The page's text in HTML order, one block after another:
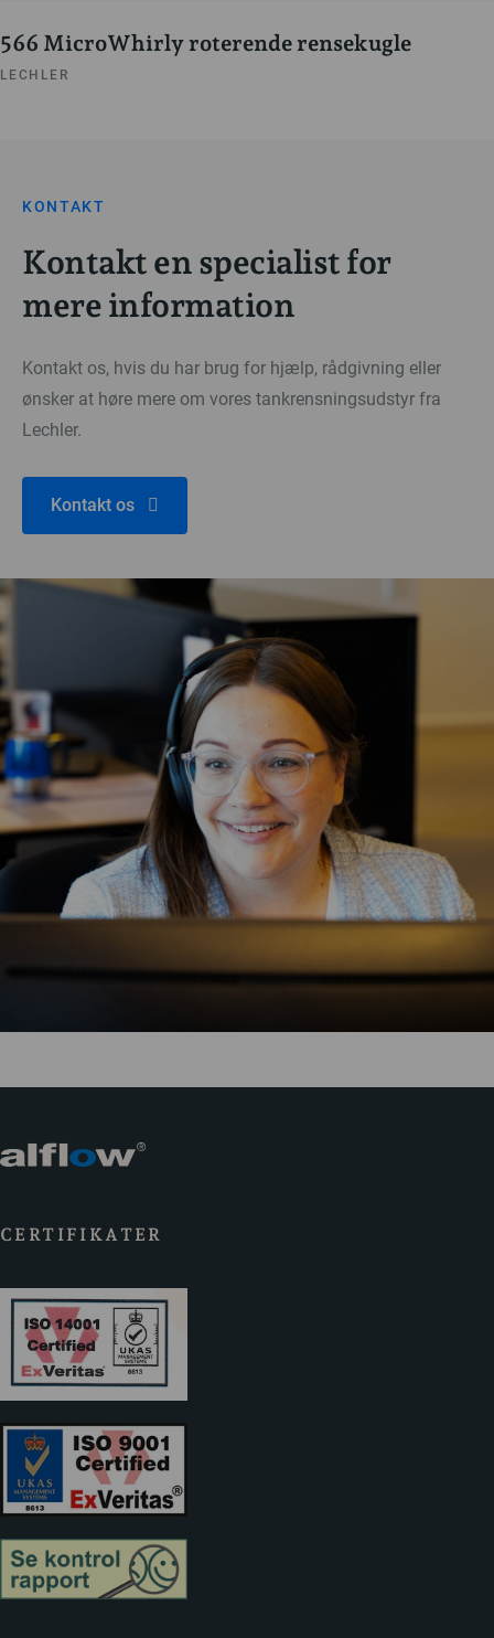
566 MicroWhirly roterende rensekugle
LECHLER
KONTAKT
Kontakt en specialist for
mere information
Kontakt os, hvis du har brug for hjælp, rådgivning eller
ønsker at høre mere om vores tankrensningsudstyr fra
Lechler.
Kontakt os
CERTIFIKATER